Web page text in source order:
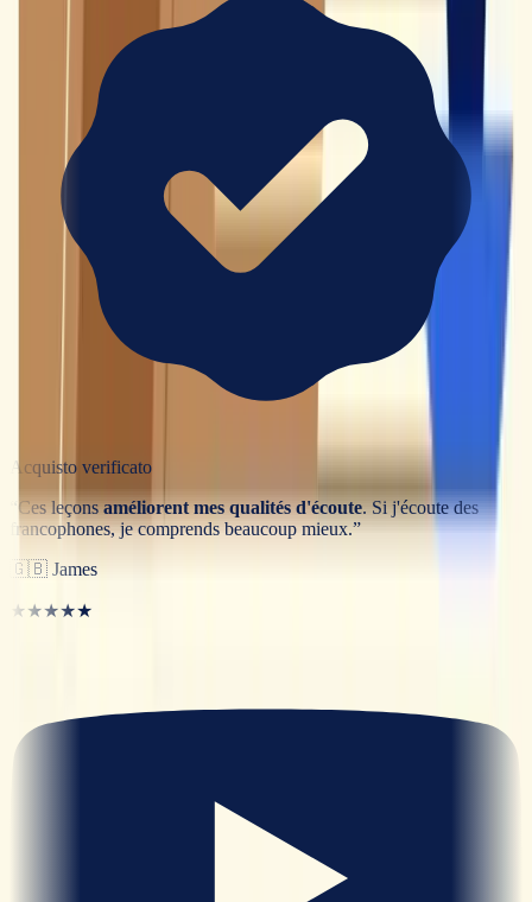
Acquisto verificato
Ces leçonsaméliorent mes qualités d'écoute. Si j'écoute des
francophones, je comprends beaucoup mieux.”
🇬🇧 James
★★★★★